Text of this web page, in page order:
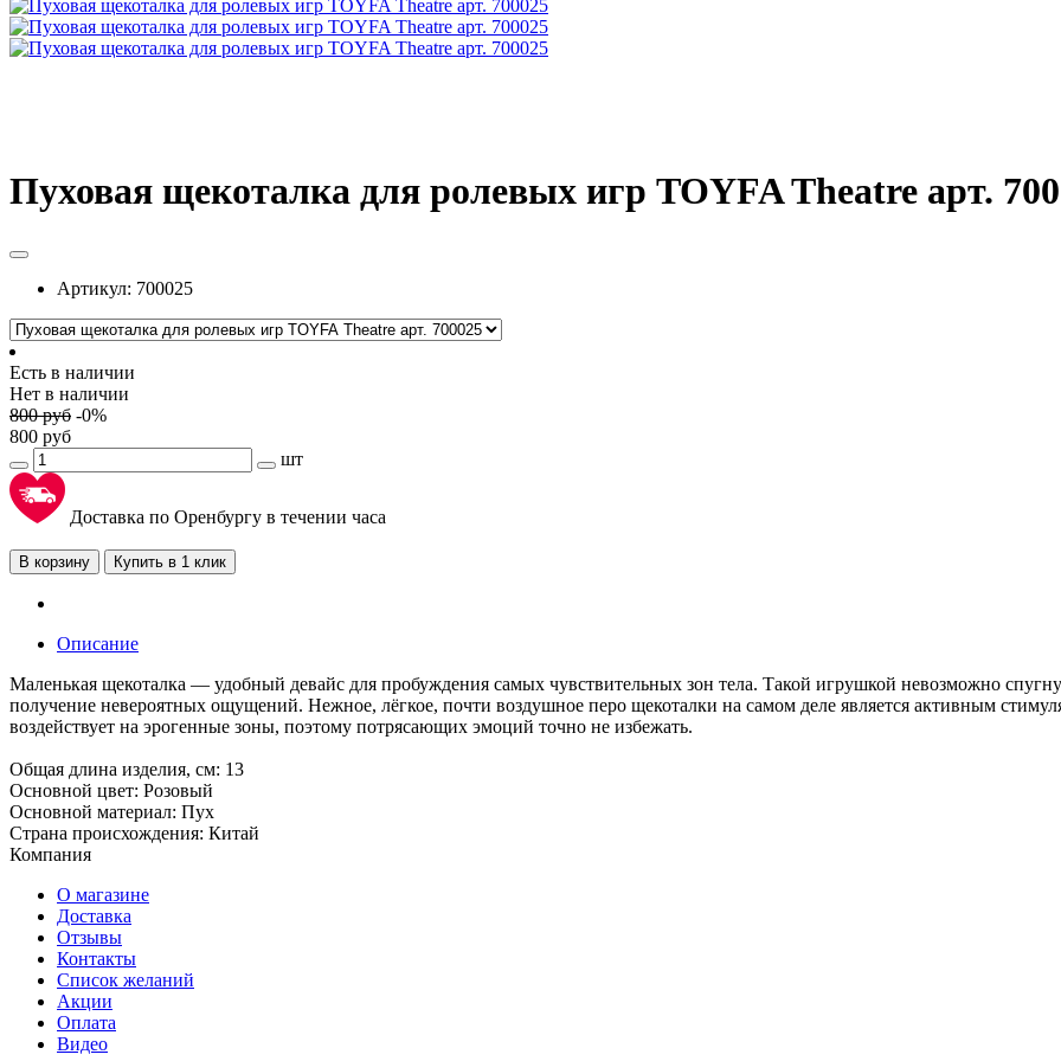
Пуховая щекоталка для ролевых игр TOYFA Theatre арт.
Артикул: 700025
Есть в наличии
Нет в наличии
800руб -0%
800 руб
шт
Доставка по Оренбургу в течении часа
В корзину Купить в 1 клик
Описание
Маленькая щекоталка — удобный девайс для пробуждения самых чувствительных зон тела. Такой игрушкой невозможно
получение невероятных ощущений. Нежное, лёгкое, почти воздушное перо щекоталки на самом деле является активным
воздействует на эрогенные зоны, поэтому потрясающих эмоций точно не избежать.
Общая длина изделия, см: 13
Основной цвет: Розовый
Основной материал: Пух
Страна происхождения: Китай
Компания
О магазине
Доставка
Отзывы
Контакты
Список желаний
Акции
Оплата
Видео